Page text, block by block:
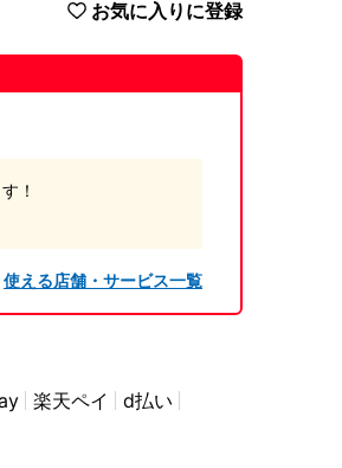
お気に入りに登録
！
使える店舗・サービス一覧
楽天ペイ
d払い